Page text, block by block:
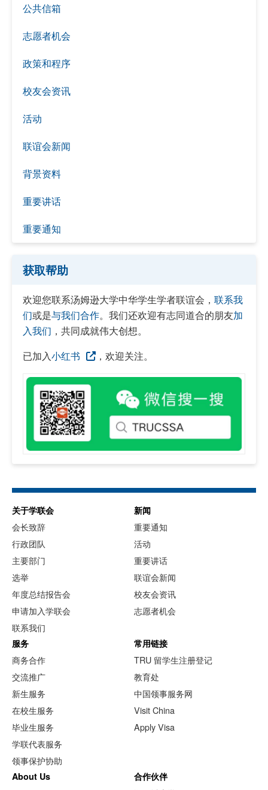
公共信箱
志愿者机会
政策和程序
校友会资讯
活动
联谊会新闻
背景资料
重要讲话
重要通知
获取帮助
欢迎您联系汤姆逊大学中华学生学者联谊会， 联系我
们或是与我们合作。我们还欢迎有志同道合的朋友加
入我们 ，共同成就伟大创想。
已加入小红书 ，欢迎关注。
关于学联会
会长致辞
行政团队
主要部门
选举
年度总结报告会
申请加入学联会
联系我们
新闻
重要通知
活动
重要讲话
联谊会新闻
校友会资讯
志愿者机会
服务
商务合作
交流推广
新生服务
在校生服务
毕业生服务
学联代表服务
领事保护协助
常用链接
TRU 留学生注册登记
教育处
中国领事服务网
Visit China
Apply Visa
About Us 合作伙伴